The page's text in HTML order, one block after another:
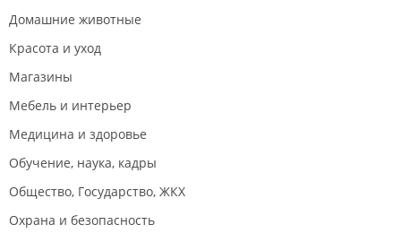
Домашние животные
Красота и уход
Магазины
Мебель и интерьер
Медицина и здоровье
Обучение, наука, кадры
Общество, Государство, ЖКХ
Охрана и безопасность